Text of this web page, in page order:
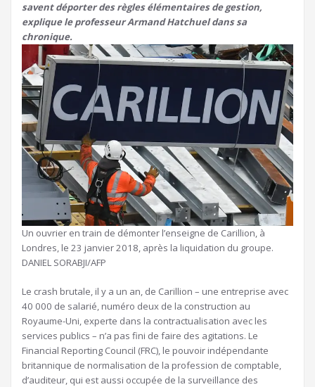
savent déporter des règles élémentaires de gestion,
explique le professeur Armand Hatchuel dans sa
chronique.
Un ouvrier en train de démonter l’enseigne de Carillion, à
Londres, le 23 janvier 2018, après la liquidation du groupe.
DANIEL SORABJI/AFP
Le crash brutale, il y a un an, de Carillion – une entreprise avec
40 000 de salarié, numéro deux de la construction au
Royaume-Uni, experte dans la contractualisation avec les
services publics – n’a pas fini de faire des agitations. Le
Financial Reporting Council (FRC), le pouvoir indépendante
britannique de normalisation de la profession de comptable,
d’auditeur, qui est aussi occupée de la surveillance des